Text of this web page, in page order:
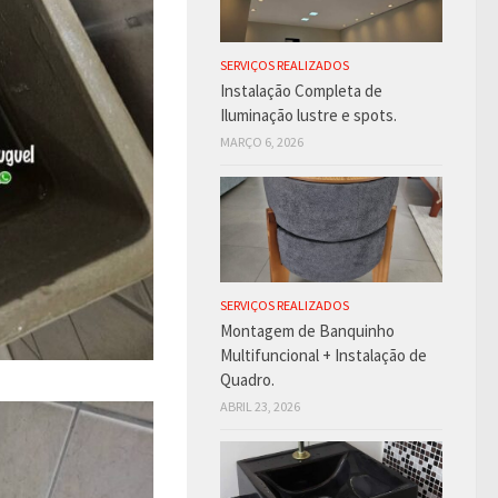
SERVIÇOS REALIZADOS
Instalação Completa de
Iluminação lustre e spots.
MARÇO 6, 2026
SERVIÇOS REALIZADOS
Montagem de Banquinho
Multifuncional + Instalação de
Quadro.
ABRIL 23, 2026